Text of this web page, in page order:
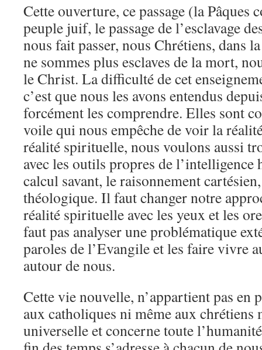
Cette ouverture, ce passage (la Pâques
peuple juif, le passage de l’esclavage
nous fait passer, nous Chrétiens, dans
ne sommes plus esclaves de la mort,
le Christ. La difficulté de cet
c’est que nous les avons entendus
forcément les comprendre. Elles sont
voile qui nous empêche de voir la
réalité spirituelle, nous voulons aussi
avec les outils propres de l’intelligence
calcul savant, le raisonnement
théologique. Il faut changer notre
réalité spirituelle avec les yeux et les
faut pas analyser une problématique
paroles de l’Evangile et les faire vivre
autour de nous.
Cette vie nouvelle, n’appartient pas en
aux catholiques ni même aux chrétiens
universelle et concerne toute